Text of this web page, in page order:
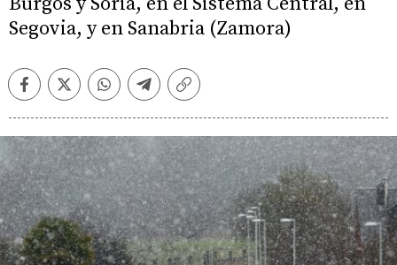
Segovia, y en Sanabria (Zamora)
FacebookTwitterWhatsappTelegramCopiar